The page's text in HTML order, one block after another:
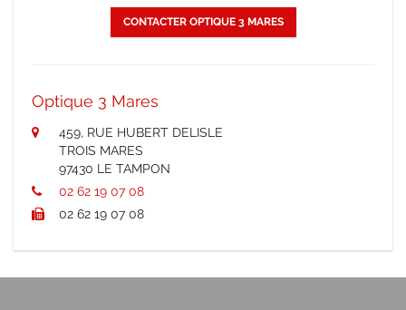
CONTACTER OPTIQUE 3 MARES
Optique 3 Mares
459, RUE HUBERT DELISLE
TROIS MARES
97430 LE TAMPON
02 62 19 07 08
02 62 19 07 08